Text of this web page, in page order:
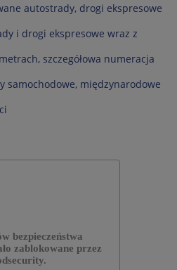
autostrady, drogi ekspresowe
i drogi ekspresowe wraz z
szczegółowa numeracja
samochodowe, międzynarodowe